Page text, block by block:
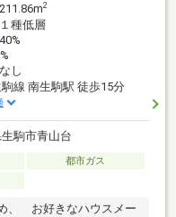
2
種低層
し
線 南生駒駅 徒歩15分
駒市青山台
都市ガス
、 お好きなハウスメー